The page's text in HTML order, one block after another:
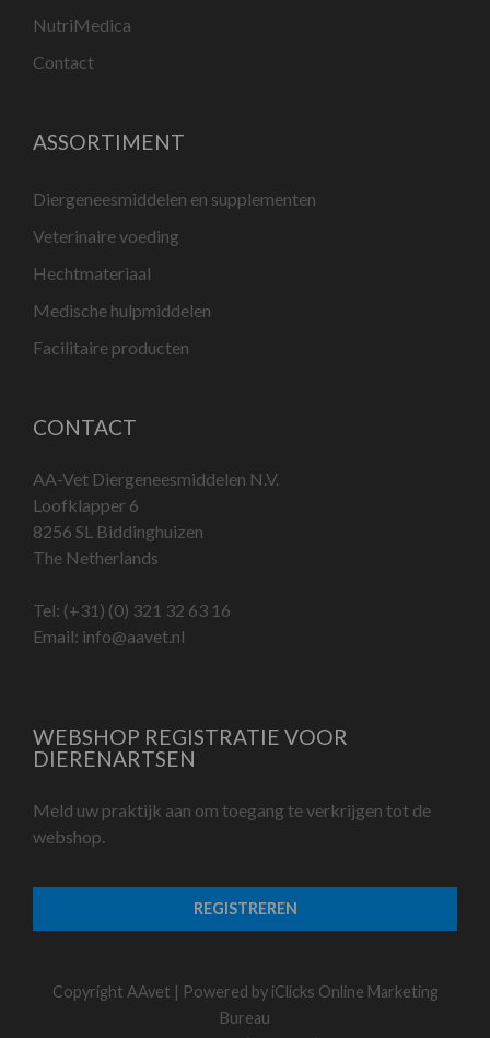
NutriMedica
Contact
ASSORTIMENT
Diergeneesmiddelen en supplementen
Veterinaire voeding
Hechtmateriaal
Medische hulpmiddelen
Facilitaire producten
CONTACT
AA-Vet Diergeneesmiddelen N.V.
Loofklapper 6
8256 SL Biddinghuizen
The Netherlands
Tel: (+31) (0) 321 32 63 16
Email: info@aavet.nl
WEBSHOP REGISTRATIE VOOR
DIERENARTSEN
Meld uw praktijk aan om toegang te verkrijgen tot de
webshop.
REGISTREREN
Copyright AAvet | Powered by iClicks Online Marketing
Bureau